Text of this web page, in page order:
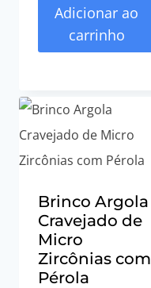
Adicionar ao
carrinho
Brinco Argola
Cravejado de
Micro
Zircônias com
Pérola